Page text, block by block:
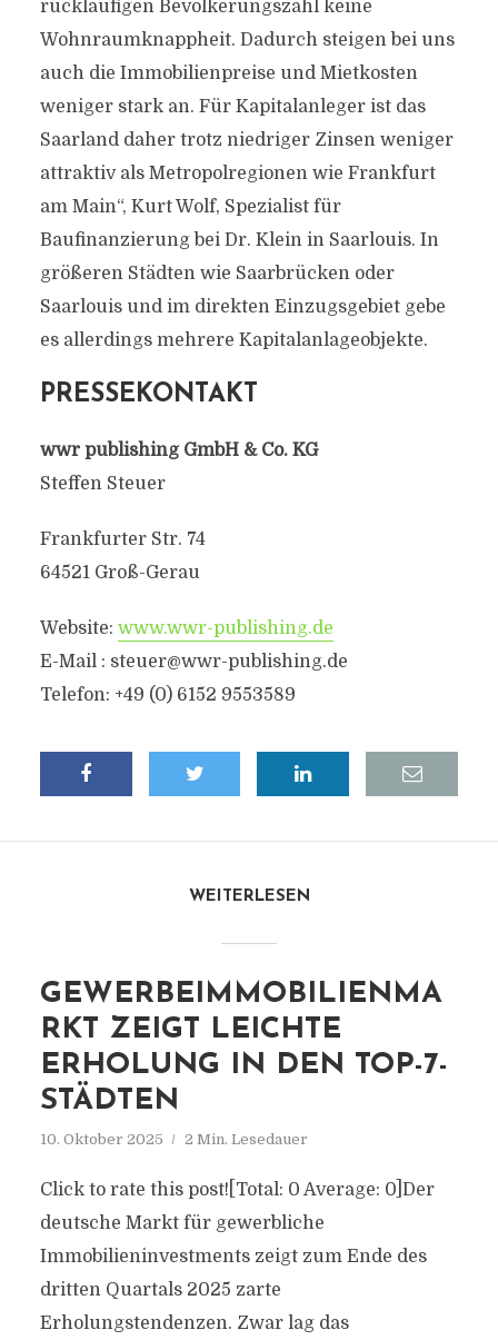
rückläufigen Bevölkerungszahl keine
Wohnraumknappheit. Dadurch steigen bei uns
auch die Immobilienpreise und Mietkosten
weniger stark an. Für Kapitalanleger ist das
Saarland daher trotz niedriger Zinsen weniger
attraktiv als Metropolregionen wie Frankfurt
am Main“, Kurt Wolf, Spezialist für
Baufinanzierung bei Dr. Klein in Saarlouis. In
größeren Städten wie Saarbrücken oder
Saarlouis und im direkten Einzugsgebiet gebe
es allerdings mehrere Kapitalanlageobjekte.
PRESSEKONTAKT
wwr publishing GmbH & Co. KG
Steffen Steuer
Frankfurter Str. 74
64521 Groß-Gerau
Website: www.wwr-publishing.de
E-Mail : steuer@wwr-publishing.de
Telefon: +49 (0) 6152 9553589
WEITERLESEN
GEWERBEIMMOBILIENMA
RKT ZEIGT LEICHTE
ERHOLUNG IN DEN TOP-7-
STÄDTEN
10. Oktober 2025 2 Min. Lesedauer
Click to rate this post![Total: 0 Average: 0]Der
deutsche Markt für gewerbliche
Immobilieninvestments zeigt zum Ende des
dritten Quartals 2025 zarte
Erholungstendenzen. Zwar lag das